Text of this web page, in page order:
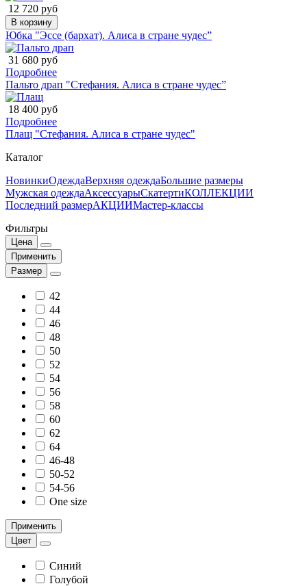
12 720 руб
В корзину
Юбка "Эссе (бархат). Алиса в стране чудес”
31 680 руб
Подробнее
Пальто драп "Стефания. Алиса в стране чудес”
18 400 руб
Подробнее
Плащ "Стефания. Алиса в стране чудес"
Каталог
НовинкиОдеждаВерхняя одеждаБольшие размеры
Мужская одеждаАксессуарыСкатертиКОЛЛЕКЦИИ
Последний размерАКЦИИМастер-классы
Фильтры
Цена
Применить
Размер
42
44
46
48
50
52
54
56
58
60
62
64
46-48
50-52
54-56
One size
Применить
Цвет
Синий
Голубой